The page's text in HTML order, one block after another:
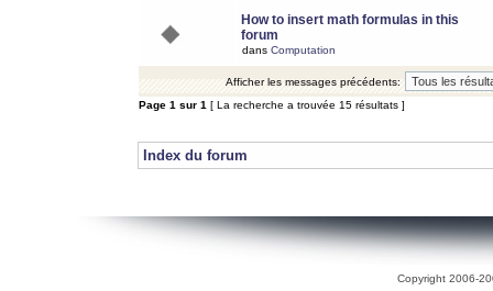
How to insert math formulas in this
forum
dans Computation
Afficher les messages précédents:
Page 1 sur 1 [ La recherche a trouvée 15 résultats ]
Index du forum
Copyright 2006-